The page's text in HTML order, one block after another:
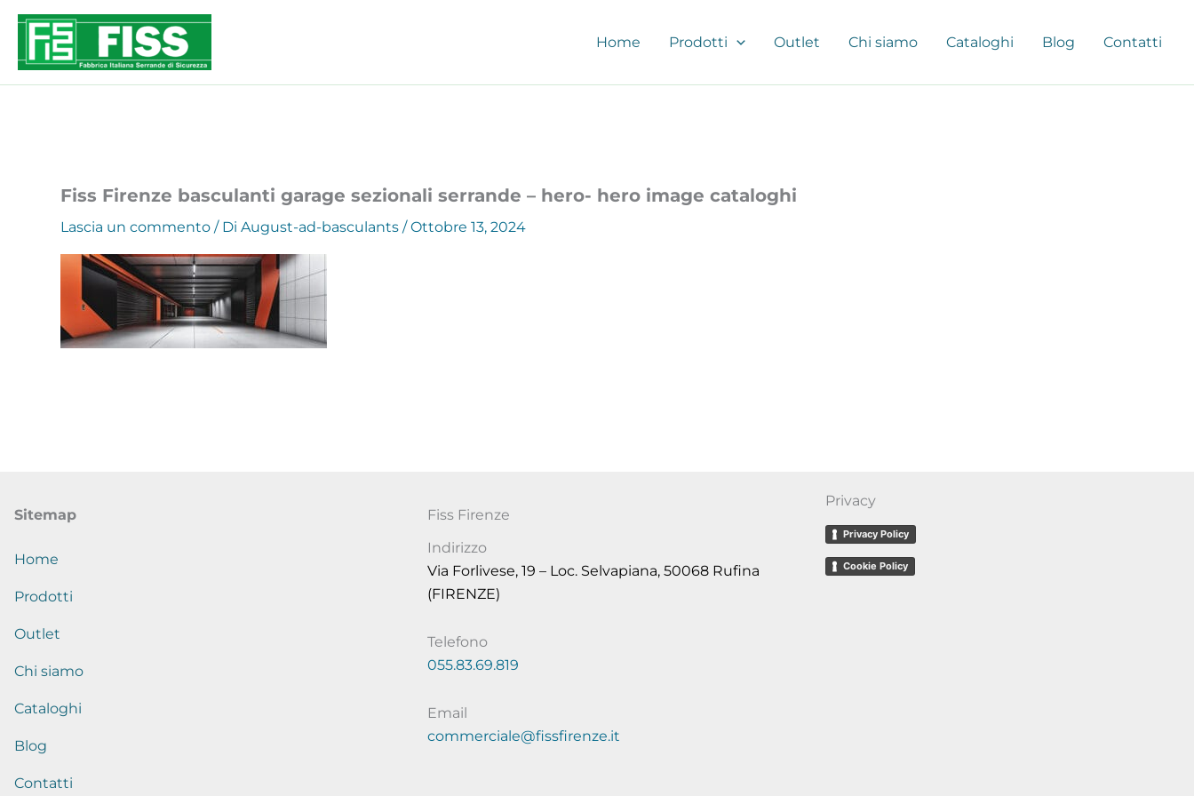
Vai
contenuto
Home Prodotti Outlet Chi siamo Cataloghi Blog Contatti
Fiss Firenze basculanti garage sezionali serrande – hero- hero image cataloghi
Lascia un commento / Di August-ad-basculants /Ottobre 13, 2024
Sitemap
Home
Prodotti
Outlet
Chi siamo
Cataloghi
Blog
Contatti
Fiss Firenze
Indirizzo
Via Forlivese, 19 – Loc. Selvapiana, 50068 Rufina
(FIRENZE)
Telefono
055.83.69.819
Email
commerciale@fissfirenze.it
Privacy
Privacy Policy
Cookie Policy